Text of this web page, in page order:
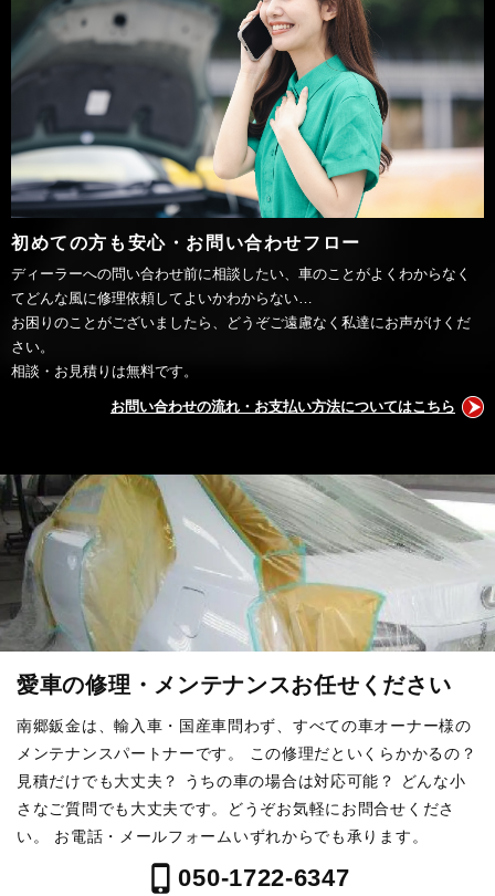
初めての方も安心・お問い合わせフロー
ディーラーへの問い合わせ前に相談したい、車のことがよくわからなく
てどんな風に修理依頼してよいかわからない…
お困りのことがございましたら、どうぞご遠慮なく私達にお声がけくだ
さい。
相談・お見積りは無料です。
お問い合わせの流れ・お支払い方法についてはこちら
愛車の修理・メンテナンスお任せください
南郷鈑金は、輸入車・国産車問わず、すべての車オーナー様の
メンテナンスパートナーです。
この修理だといくらかかるの？
見積だけでも大丈夫？ うちの車の場合は対応可能？
どんな小
さなご質問でも大丈夫です。どうぞお気軽にお問合せくださ
い。
お電話・メールフォームいずれからでも承ります。
phone_iphone050-1722-6347